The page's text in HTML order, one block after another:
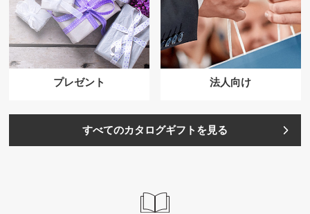
プレゼント 法人向け
すべてのカタログギフトを見る